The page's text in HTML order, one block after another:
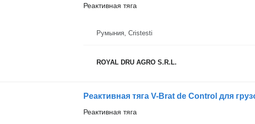
Реактивная тяга
Румыния, Cristesti
ROYAL DRU AGRO S.R.L.
Реактивная тяга